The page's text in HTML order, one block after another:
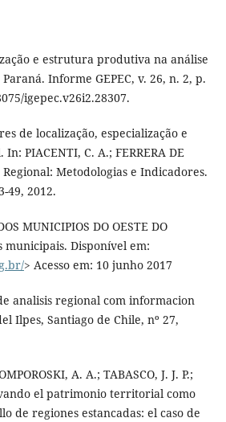
e estrutura produtiva na análise
Informe GEPEC, v. 26, n. 2, p.
igepec.v26i2.28307.
de localização, especialização e
PIACENTI, C. A.; FERRERA DE
Metodologias e Indicadores.
49, 2012.
MUNICIPIOS DO OESTE DO
municipais. Disponível em:
> Acesso em: 10 junho 2017
analisis regional com informacion
Ilpes, Santiago de Chile, nº 27,
A. A.; TABASCO, J. J. P.;
el patrimonio territorial como
de regiones estancadas: el caso de